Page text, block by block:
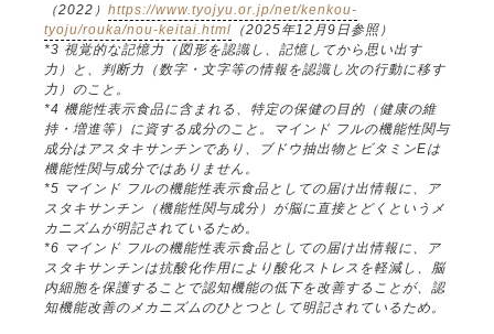
（2022） https://www.tyojyu.or.jp/net/kenkou-
tyoju/rouka/nou-keitai.html （2025年12月9日参照）
*3 視覚的な記憶力（図形を認識し、記憶してから思い出す
力）と、判断力（数字・文字等の情報を認識し次の行動に移す
力）のこと。
*4 機能性表示食品に含まれる、特定の保健の目的（健康の維
持・増進等）に資する成分のこと。マインド フルの機能性関与
成分はアスタキサンチンであり、ブドウ抽出物とビタミンEは
機能性関与成分ではありません。
*5 マインド フルの機能性表示食品としての届け出情報に、ア
スタキサンチン（機能性関与成分）が脳に直接とどくというメ
カニズムが明記されているため。
*6 マインド フルの機能性表示食品としての届け出情報に、ア
スタキサンチンは抗酸化作用により酸化ストレスを軽減し、脳
内細胞を保護することで認知機能の低下を改善することが、認
知機能改善のメカニズムのひとつとして明記されているため。